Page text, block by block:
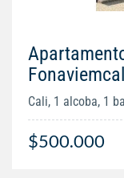
Cali, 1 alcoba, 1
$500.000